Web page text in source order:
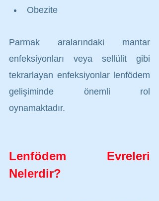
Obezite
Parmak aralarındaki mantar
enfeksiyonları veya sellülit gibi
tekrarlayan enfeksiyonlar lenfödem
gelişiminde önemli rol
oynamaktadır.
Lenfödem Evreleri
Nelerdir?